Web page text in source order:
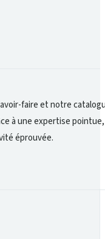
faire et notre
à une expertise pointue,
éprouvée.